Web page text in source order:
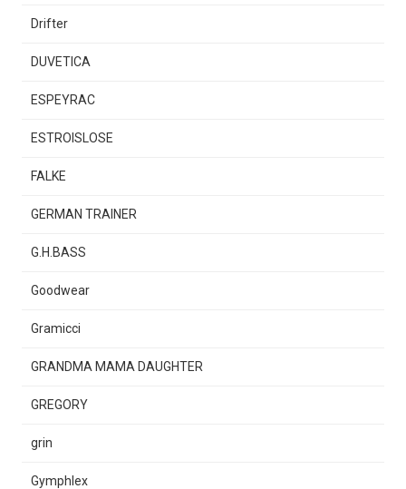
Drifter
DUVETICA
ESPEYRAC
ESTROISLOSE
FALKE
GERMAN TRAINER
G.H.BASS
Goodwear
Gramicci
GRANDMA MAMA DAUGHTER
GREGORY
grin
Gymphlex